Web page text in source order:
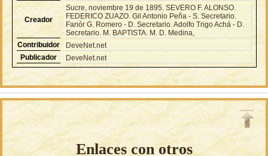
Creador
Sucre, noviembre 19 de 1895. SEVERO F. ALONSO.
FEDERICO ZUAZO. Gil Antonio Peña - S. Secretario.
Fanór G. Romero - D. Secretario. Adolfo Trigo Achá - D.
Secretario. M. BAPTISTA. M. D. Medina,
Contribuidor
DeveNet.net
Publicador
DeveNet.net
Enlaces con otros